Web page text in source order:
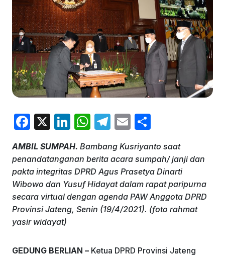
F
c
e
b
o
o
X
Li
k
e
dI
n
W
at
s
A
p
p
T
e
gr
a
m
E
ai
l
ar
e
AMBIL SUMPAH. Bambang Kusriyanto saat
penandatanganan berita acara sumpah/ janji dan
pakta integritas DPRD Agus Prasetya Dinarti
Wibowo dan Yusuf Hidayat dalam rapat paripurna
secara virtual dengan agenda PAW Anggota DPRD
Provinsi Jateng, Senin (19/4/2021). (foto rahmat
yasir widayat)
GEDUNG BERLIAN – Ketua DPRD Provinsi Jateng